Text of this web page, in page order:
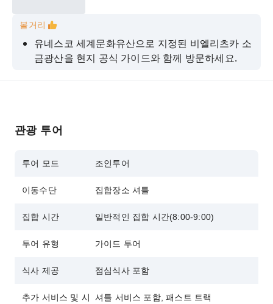
볼거리
유네스코 세계문화유산으로 지정된 비엘리츠카 소
금광산을 현지 공식 가이드와 함께 방문하세요.
크라쿠프에서 출발하는 쾌적하고 에어컨이 완비된
감상하세요.
라쿠프의 모습을 알아보세요.
관광 투어
투어 모드 조인투어
이동수단 집합장소 셔틀
집합 시간 일반적인 집합 시간(8:00-9:00)
투어 유형 가이드 투어
식사 제공 점심식사 포함
추가 서비스 및 시
셔틀 서비스 포함, 패스트 트랙